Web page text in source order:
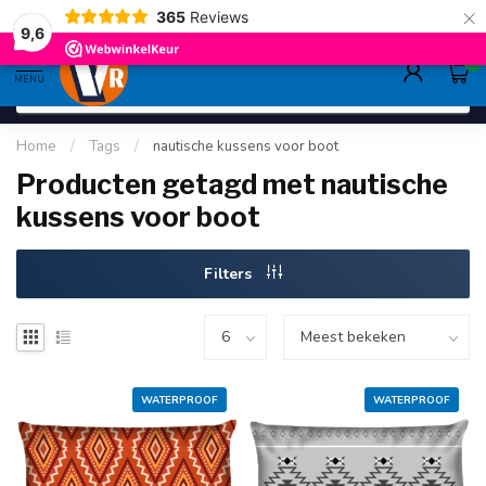
9,6
365 Reviews ×
gratis verzending>80,-
MENU
0
Home / Tags / nautische kussens voor boot
Producten getagd met nautische
kussens voor boot
Filters
WATERPROOF WATERPROOF